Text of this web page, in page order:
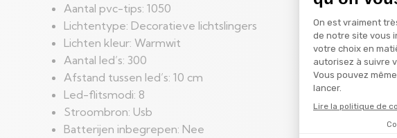
Aantal pvc-tips: 1050
Lichtentype: Decoratieve lichtslingers
Lichten kleur: Warmwit
Aantal led’s: 300
Afstand tussen led’s: 10 cm
Led-flitsmodi: 8
Stroombron: Usb
Batterijen inbegrepen: Nee